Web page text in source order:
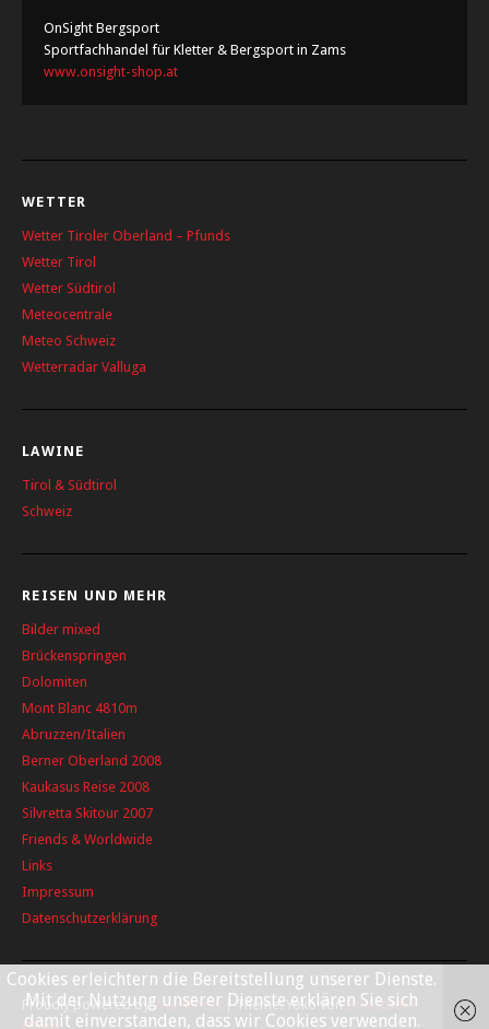
OnSight Bergsport
Sportfachhandel für Kletter & Bergsport in Zams
www.onsight-shop.at
WETTER
Wetter Tiroler Oberland – Pfunds
Wetter Tirol
Wetter Südtirol
Meteocentrale
Meteo Schweiz
Wetterradar Valluga
LAWINE
Tirol & Südtirol
Schweiz
REISEN UND MEHR
Bilder mixed
Brückenspringen
Dolomiten
Mont Blanc 4810m
Abruzzen/Italien
Berner Oberland 2008
Kaukasus Reise 2008
Silvretta Skitour 2007
Friends & Worldwide
Links
Impressum
Datenschutzerklärung
Proudly powered byWordPress |Theme: Yoko von Elmastudio
Cookies erleichtern die Bereitstellung unserer Dienste.
Mit der Nutzung unserer Dienste erklären Sie sich
damit einverstanden, dass wir Cookies verwenden.